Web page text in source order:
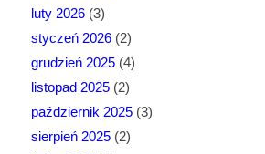
luty 2026(3)
styczeń 2026(2)
grudzień 2025(4)
listopad 2025(2)
październik 2025(3)
sierpień 2025(2)